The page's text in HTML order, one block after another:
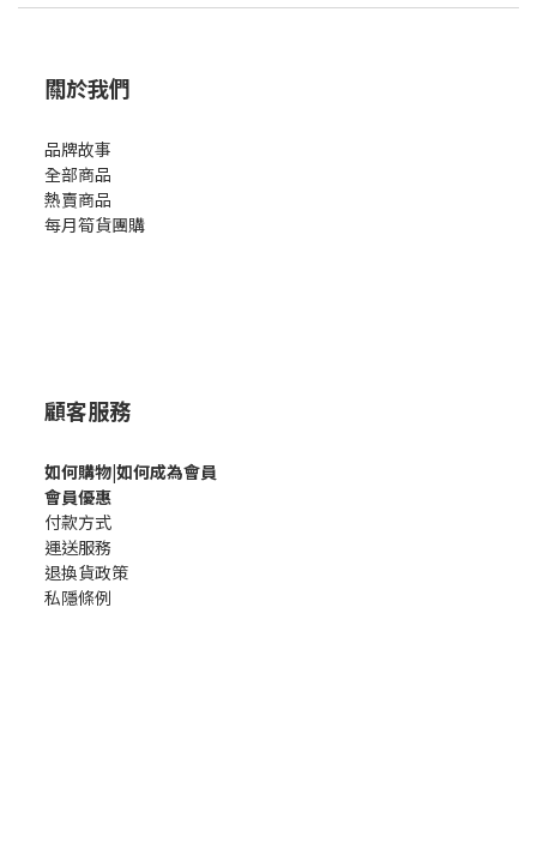
關於我們
品牌故事
全部商品
熱賣商品
每月筍貨團購
顧客服務
如何購物|如何成為會員
會員優惠
付款方式
運送服務
退換貨政策
私隱條例